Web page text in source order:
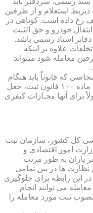
استعلام و از طرفین
رخ داده است. کوتاهی در
خودرو و حق الثبت
دفاتر اسناد رسمی باشد.
علاوه بر اینکه
معامله شود میتواند
که قانوناً باید هنگام
تنظیم سند حضــــور داشته باشند، طبق ماده ۱۰۰ قانون ثبت، جعل
برای آنها مجـازات کیفری
کل کشور، سازمان ثبت
امور اقتصادی و
یاران به طور مرتب
ها در بین تمامی
این رابطه برای جلوگیری
می توانند انجام
ثبت مورد معامله را